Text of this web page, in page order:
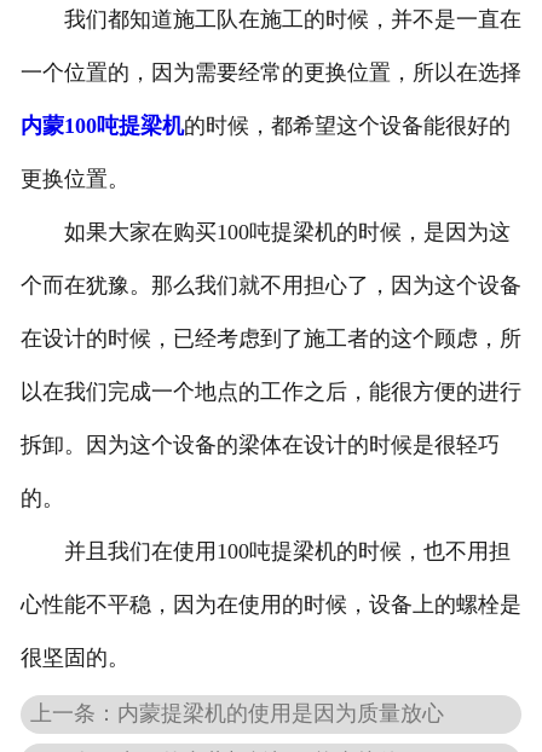
我们都知道施工队在施工的时候，并不是一直在
一个位置的，因为需要经常的更换位置，所以在选择
内蒙100吨提梁机的时候，都希望这个设备能很好的
更换位置。
如果大家在购买100吨提梁机的时候，是因为这
个而在犹豫。那么我们就不用担心了，因为这个设备
在设计的时候，已经考虑到了施工者的这个顾虑，所
以在我们完成一个地点的工作之后，能很方便的进行
拆卸。因为这个设备的梁体在设计的时候是很轻巧
的。
并且我们在使用100吨提梁机的时候，也不用担
心性能不平稳，因为在使用的时候，设备上的螺栓是
很坚固的。
上一条：内蒙提梁机的使用是因为质量放心